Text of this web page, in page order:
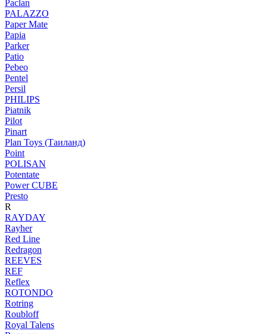
Paclan
PALAZZO
Paper Mate
Papia
Parker
Patio
Pebeo
Pentel
Persil
PHILIPS
Piatnik
Pilot
Pinart
Plan Toys (Таиланд)
Point
POLISAN
Potentate
Power CUBE
Presto
R
RAYDAY
Rayher
Red Line
Redragon
REEVES
REF
Reflex
ROTONDO
Rotring
Roubloff
Royal Talens